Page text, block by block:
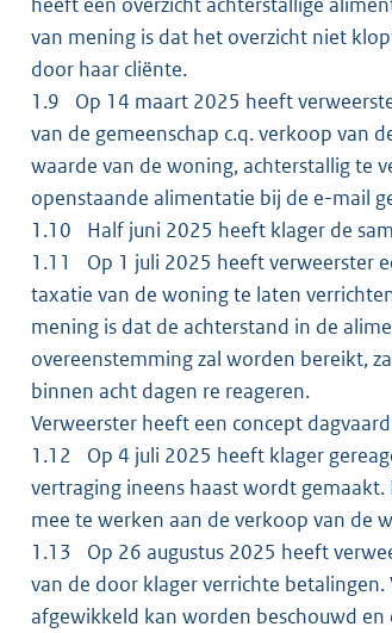
van mening is dat het overzicht niet
door haar cliënte.
1.9 Op 14 maart 2025 heeft
van de gemeenschap c.q. verkoop van
waarde van de woning, achterstallig te
openstaande alimentatie bij de e-mail
1.10 Half juni 2025 heeft klager de
1.11 Op 1 juli 2025 heeft verweerster
taxatie van de woning te laten
mening is dat de achterstand in de
overeenstemming zal worden bereikt,
binnen acht dagen re reageren.
Verweerster heeft een concept
1.12 Op 4 juli 2025 heeft klager
vertraging ineens haast wordt
mee te werken aan de verkoop van de
1.13 Op 26 augustus 2025 heeft
van de door klager verrichte
afgewikkeld kan worden beschouwd